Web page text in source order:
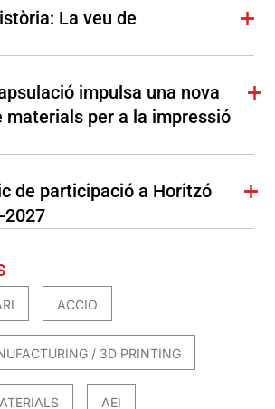
La veu de
impulsa una nova
materials per a la impressió
de participació a Horitzó
2027
ACCIO
/ 3D PRINTING
AEI